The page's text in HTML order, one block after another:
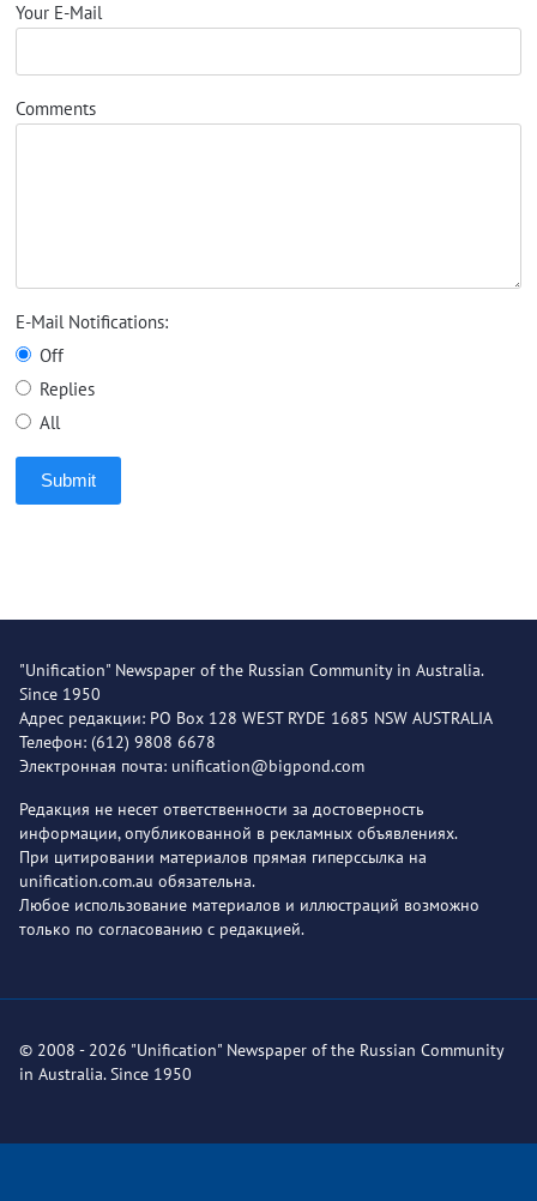
Your E-Mail
Comments
E-Mail Notifications:
Off
Replies
All
Submit
"Unification" Newspaper of the Russian Community in Australia.
Since 1950
Адрес редакции: PO Box 128 WEST RYDE 1685 NSW AUSTRALIA
Телефон: (612) 9808 6678
Электронная почта: unification@bigpond.com
Редакция не несет ответственности за достоверность
информации, опубликованной в рекламных объявлениях.
При цитировании материалов прямая гиперссылка на
unification.com.au обязательна.
Любое использование материалов и иллюстраций возможно
только по согласованию с редакцией.
© 2008 - 2026 "Unification" Newspaper of the Russian Community
in Australia. Since 1950